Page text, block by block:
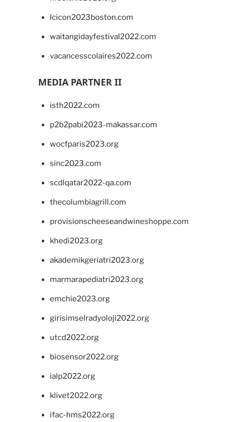
lcicon2023boston.com
waitangidayfestival2022.com
vacancesscolaires2022.com
MEDIA PARTNER II
isth2022.com
p2b2pabi2023-makassar.com
wocfparis2023.org
sinc2023.com
scdlqatar2022-qa.com
thecolumbiagrill.com
provisionscheeseandwineshoppe.com
khedi2023.org
akademikgeriatri2023.org
marmarapediatri2023.org
emchie2023.org
girisimselradyoloji2022.org
utcd2022.org
biosensor2022.org
ialp2022.org
klivet2022.org
ifac-hms2022.org